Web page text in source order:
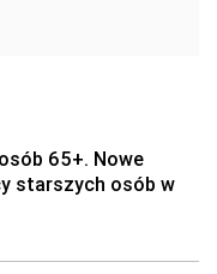
65+. Nowe
starszych osób w